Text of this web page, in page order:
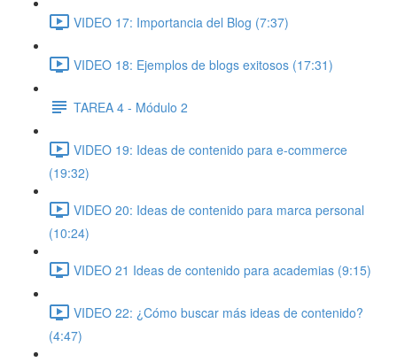
VIDEO 17: Importancia del Blog (7:37)
VIDEO 18: Ejemplos de blogs exitosos (17:31)
TAREA 4 - Módulo 2
VIDEO 19: Ideas de contenido para e-commerce
(19:32)
VIDEO 20: Ideas de contenido para marca personal
(10:24)
VIDEO 21 Ideas de contenido para academias (9:15)
VIDEO 22: ¿Cómo buscar más ideas de contenido?
(4:47)